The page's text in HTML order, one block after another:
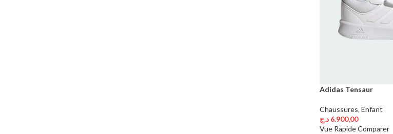
Adidas Tensaur
Chaussures, Enfant
6.900,00 د.ج
Choix Des Options
Vue RapideComparer